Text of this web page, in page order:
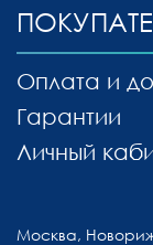
Оплата и
Гарантии
Личный
Москва,